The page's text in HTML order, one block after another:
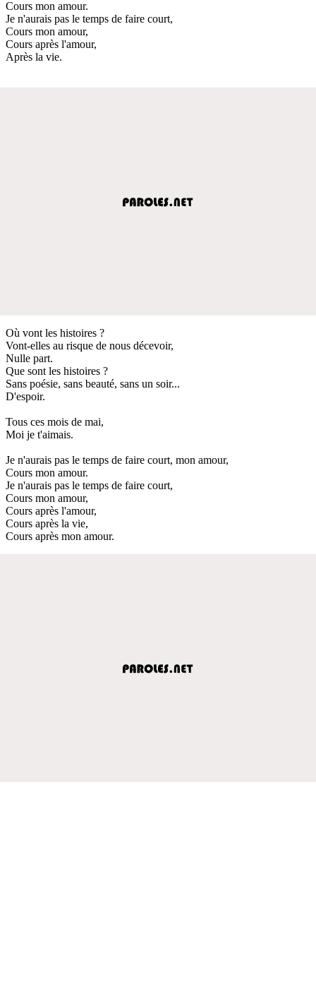
Cours mon amour.
Je n'aurais pas le temps de faire court,
Cours mon amour,
Cours après l'amour,
Après la vie.
Où vont les histoires ?
Vont-elles au risque de nous décevoir,
Nulle part.
Que sont les histoires ?
Sans poésie, sans beauté, sans un soir...
D'espoir.
Tous ces mois de mai,
Moi je t'aimais.
Je n'aurais pas le temps de faire court, mon amour,
Cours mon amour.
Je n'aurais pas le temps de faire court,
Cours mon amour,
Cours après l'amour,
Cours après la vie,
Cours après mon amour.